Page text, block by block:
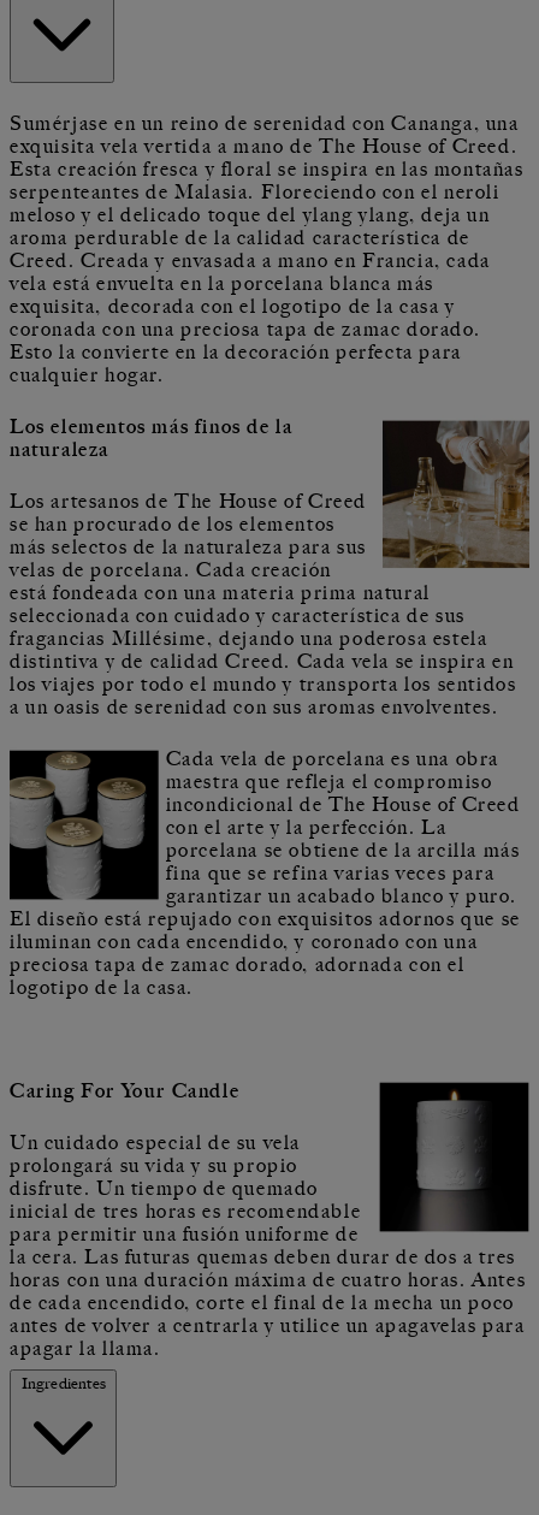
Sumérjase en un reino de serenidad con Cananga, una
exquisita vela vertida a mano de The House of Creed.
Esta creación fresca y floral se inspira en las montañas
serpenteantes de Malasia. Floreciendo con el neroli
meloso y el delicado toque del ylang ylang, deja un
aroma perdurable de la calidad característica de
Creed. Creada y envasada a mano en Francia, cada
vela está envuelta en la porcelana blanca más
exquisita, decorada con el logotipo de la casa y
coronada con una preciosa tapa de zamac dorado.
Esto la convierte en la decoración perfecta para
cualquier hogar.
Los elementos más finos de la
naturaleza
Los artesanos de The House of Creed
se han procurado de los elementos
más selectos de la naturaleza para sus
velas de porcelana. Cada creación
está fondeada con una materia prima natural
seleccionada con cuidado y característica de sus
fragancias Millésime, dejando una poderosa estela
distintiva y de calidad Creed. Cada vela se inspira en
los viajes por todo el mundo y transporta los sentidos
a un oasis de serenidad con sus aromas envolventes.
Cada vela de porcelana es una obra
maestra que refleja el compromiso
incondicional de The House of Creed
con el arte y la perfección. La
porcelana se obtiene de la arcilla más
fina que se refina varias veces para
garantizar un acabado blanco y puro.
El diseño está repujado con exquisitos adornos que se
iluminan con cada encendido, y coronado con una
preciosa tapa de zamac dorado, adornada con el
logotipo de la casa.
Caring For Your Candle
Un cuidado especial de su vela
prolongará su vida y su propio
disfrute. Un tiempo de quemado
inicial de tres horas es recomendable
para permitir una fusión uniforme de
la cera. Las futuras quemas deben durar de dos a tres
horas con una duración máxima de cuatro horas. Antes
de cada encendido, corte el final de la mecha un poco
antes de volver a centrarla y utilice un apagavelas para
apagar la llama.
Ingredientes